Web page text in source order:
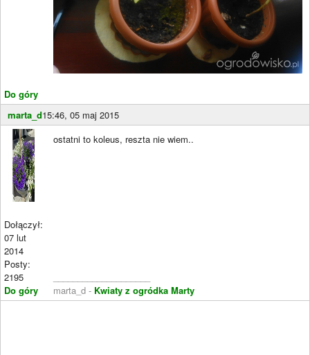
Do góry
marta_d15:46, 05 maj 2015
Dołączył:
07 lut
2014
Posty:
2195
Do góry
ostatni to koleus, reszta nie wiem..
marta_d - Kwiaty z ogródka Marty